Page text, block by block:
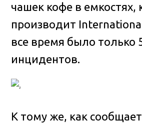
чашек кофе в емкостях,
производит
все время было только
инцидентов.
К тому же, как